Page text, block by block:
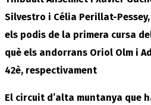
Silvestro i Célia Perillat-
els podis de la primera cursa
què els andorrans Oriol Olm i
42è, respectivament
El circuit d’alta muntanya que